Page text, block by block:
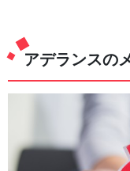
アデランスの